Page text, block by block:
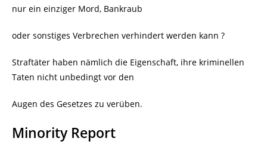
nur ein einziger Mord, Bankraub
oder sonstiges Verbrechen verhindert werden kann ?
Straftäter haben nämlich die Eigenschaft, ihre kriminellen
Taten nicht unbedingt vor den
Augen des Gesetzes zu verüben.
Minority Report